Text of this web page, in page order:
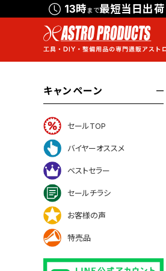
13時まで最短当日出荷
キャンペーン
セールTOP
バイヤーオススメ
ベストセラー
セールチラシ
お客様の声
特売品